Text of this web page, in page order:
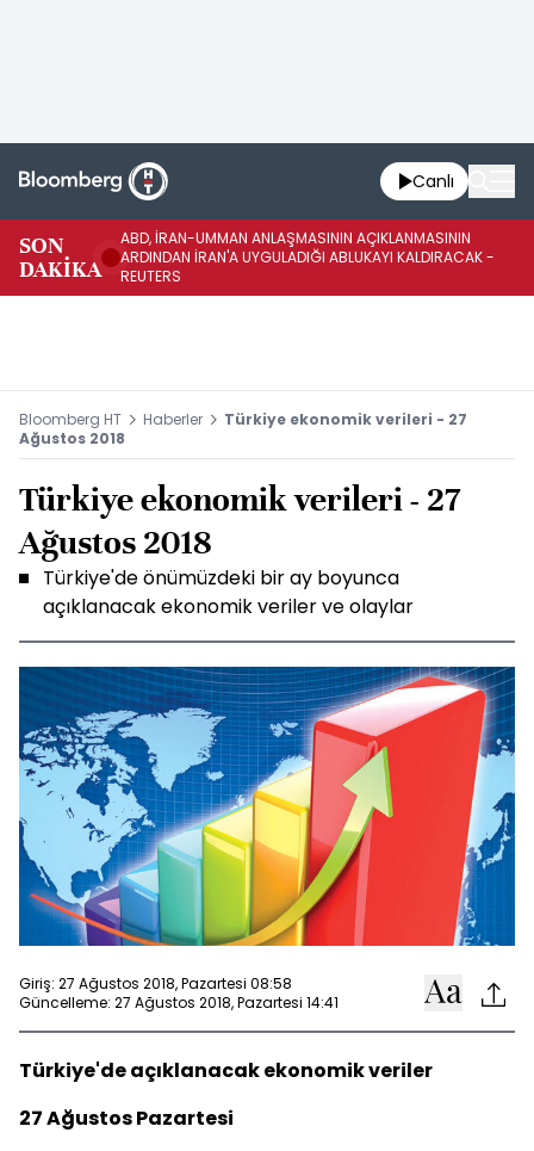
Canlı
SON
DAKİKA
ABD, İRAN-UMMAN ANLAŞMASININ AÇIKLANMASININ
ARDINDAN İRAN'A UYGULADIĞI ABLUKAYI KALDIRACAK -
REUTERS
Bloomberg HT Haberler
Türkiye ekonomik verileri - 27
Ağustos 2018
Türkiye ekonomik verileri - 27
Ağustos 2018
Türkiye'de önümüzdeki bir ay boyunca
açıklanacak ekonomik veriler ve olaylar
Giriş: 27 Ağustos 2018, Pazartesi 08:58
Güncelleme: 27 Ağustos 2018, Pazartesi 14:41
Türkiye'de açıklanacak ekonomik veriler
27 Ağustos Pazartesi